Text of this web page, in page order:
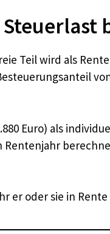
Teil wird als
Euro) als
Rentenjahr
er oder sie in